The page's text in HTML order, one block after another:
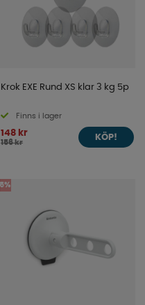
Krok EXE Rund XS klar 3 kg 5p
Finns i lager
148 kr
156 kr
KÖP!
5%